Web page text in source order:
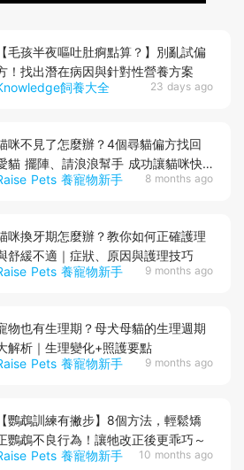
飼養大全 23 days ago
【毛孩半夜嘔吐肚痾點算？】別亂試偏
！找出潛在病因與針對性營養方案
Pets 養寵物新手 8 months ago
咪不見了怎麼辦？4個尋貓偏方找回
貓 擺陣、請浪浪幫手 成功讓貓咪快
回家！
Pets 養寵物新手 9 months ago
咪換牙期怎麼辦？教你如何正確護理
舒緩不適｜症狀、原因與護理技巧
Pets 養寵物新手 9 months ago
物也有生理期？母犬母貓的生理週期
解析｜生理變化+照護要點
Pets 養寵物新手 10 months ago
【鸚鵡訓練有撇步】8個方法，輕鬆矯
鸚鵡不良行為！讓牠改正後更乖巧～